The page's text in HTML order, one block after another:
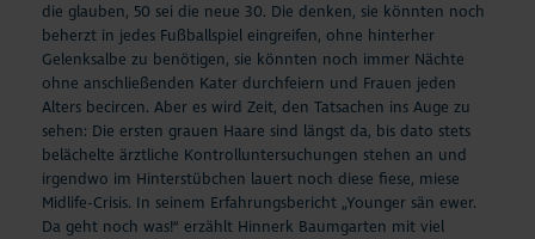
die glauben, 50 sei die neue 30. Die denken, sie könnten noch
beherzt in jedes Fußballspiel eingreifen, ohne hinterher
Gelenksalbe zu benötigen, sie könnten noch immer Nächte
ohne anschließenden Kater durchfeiern und Frauen jeden
Alters becircen. Aber es wird Zeit, den Tatsachen ins Auge zu
sehen: Die ersten grauen Haare sind längst da, bis dato stets
belächelte ärztliche Kontrolluntersuchungen stehen an und
irgendwo im Hinterstübchen lauert noch diese fiese, miese
Midlife-Crisis. In seinem Erfahrungsbericht „Younger sän ewer.
Da geht noch was!“ erzählt Hinnerk Baumgarten mit viel